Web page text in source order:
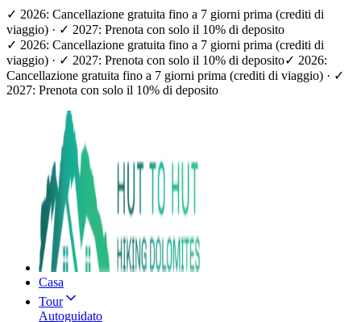
✓ 2026: Cancellazione gratuita fino a 7 giorni prima (crediti di
viaggio) · ✓ 2027: Prenota con solo il 10% di deposito
✓ 2026: Cancellazione gratuita fino a 7 giorni prima (crediti di
viaggio) · ✓ 2027: Prenota con solo il 10% di deposito✓ 2026:
Cancellazione gratuita fino a 7 giorni prima (crediti di viaggio) · ✓
2027: Prenota con solo il 10% di deposito
Casa
Tour
Autoguidato